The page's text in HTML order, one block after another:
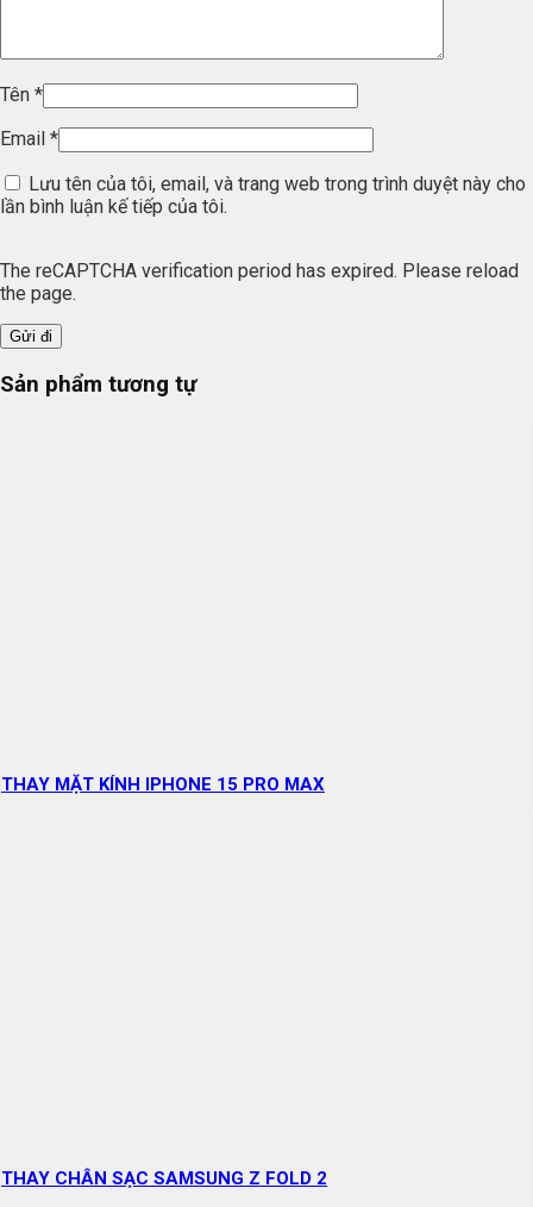
Tên *
Email *
Lưu tên của tôi, email, và trang web trong trình duyệt này cho
lần bình luận kế tiếp của tôi.
The reCAPTCHA verification period has expired. Please reload
the page.
Sản phẩm tương tự
THAY MẶT KÍNH IPHONE 15 PRO MAX
THAY CHÂN SẠC SAMSUNG Z FOLD 2